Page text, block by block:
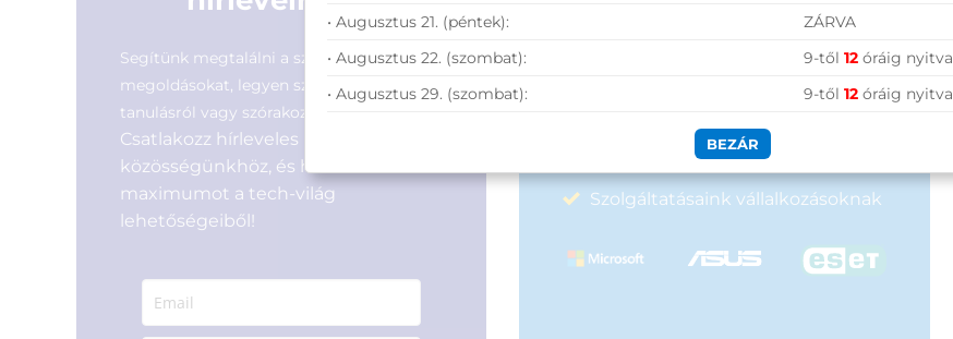
Segítünk megtalálni a számodra legjobb
megoldásokat, legyen szó munkáról,
tanulásról vagy szórakozásról!
Csatlakozz hírleveles
közösségünkhöz, és hozd ki a
maximumot a tech-világ
lehetőségeiből!
50 000 Ft felett ingyenes szállítás
Szolgáltatásaink vállalkozásoknak
• Augusztus 21. (péntek):
ZÁRVA
• Augusztus 22. (szombat):
9-től 12óráig nyitva
• Augusztus 29. (szombat):
9-től 12óráig nyitva
BEZÁR